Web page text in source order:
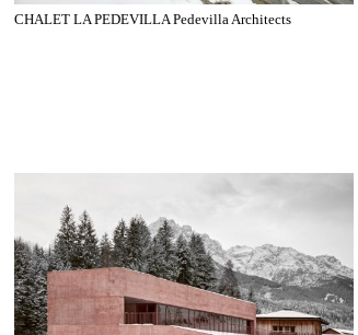
CHALET LA PEDEVILLA Pedevilla Architects